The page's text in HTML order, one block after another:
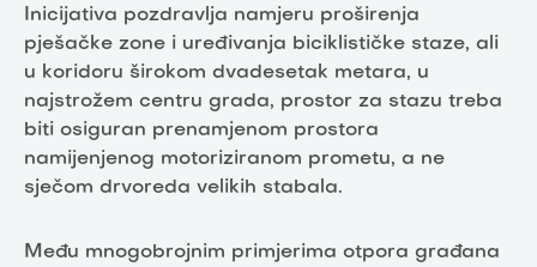
Inicijativa pozdravlja namjeru proširenja
pješačke zone i uređivanja biciklističke staze, ali
u koridoru širokom dvadesetak metara, u
najstrožem centru grada, prostor za stazu treba
biti osiguran prenamjenom prostora
namijenjenog motoriziranom prometu, a ne
sječom drvoreda velikih stabala.
Među mnogobrojnim primjerima otpora građana